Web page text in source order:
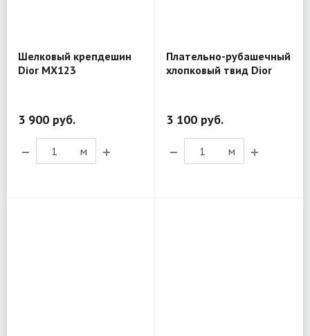
Шелковый крепдешин
Dior MX123
3 900 руб.
м
Плательно-рубашечный
хлопковый твид Dior
3 100 руб.
м